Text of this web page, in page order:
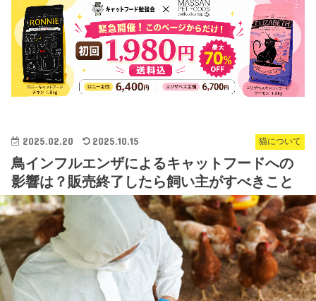
猫について
2025.02.20 2025.10.15
鳥インフルエンザによるキャットフードへの
影響は？販売終了したら飼い主がすべきこと